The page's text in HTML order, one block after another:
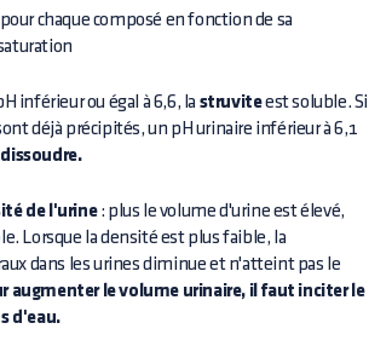
chaque composé en fonction de sa
inférieur ou égal à 6,6, la struviteest soluble. Si
déjà précipités, un pH urinaire inférieur à 6,1
de l'urine: plus le volume d'urine est élevé,
Lorsque la densité est plus faible, la
dans les urines diminue et n'atteint pas le
augmenter le volume urinaire, il faut inciter le
d'eau.